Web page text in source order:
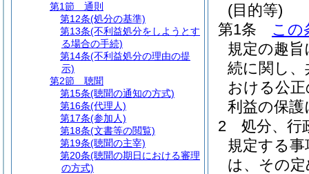
(目的等)
第1条
この
規定の趣
続に関し
おける公
利益の保
2
処分、行
規定する
は、その
第1節
通則
第12条(処分の基準)
第13条(不利益処分をしようとす
る場合の手続)
第14条(不利益処分の理由の提
示)
第2節
聴聞
第15条(聴聞の通知の方式)
第16条(代理人)
第17条(参加人)
第18条(文書等の閲覧)
第19条(聴聞の主宰)
第20条(聴聞の期日における審理
の方式)